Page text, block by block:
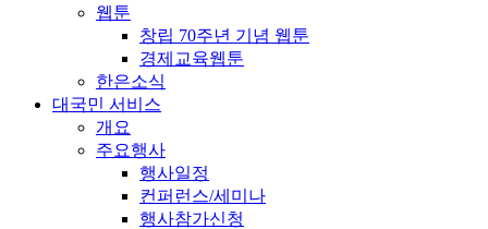
웹툰
창립 70주년 기념 웹툰
경제교육웹툰
한은소식
대국민 서비스
개요
주요행사
행사일정
컨퍼런스/세미나
행사참가신청